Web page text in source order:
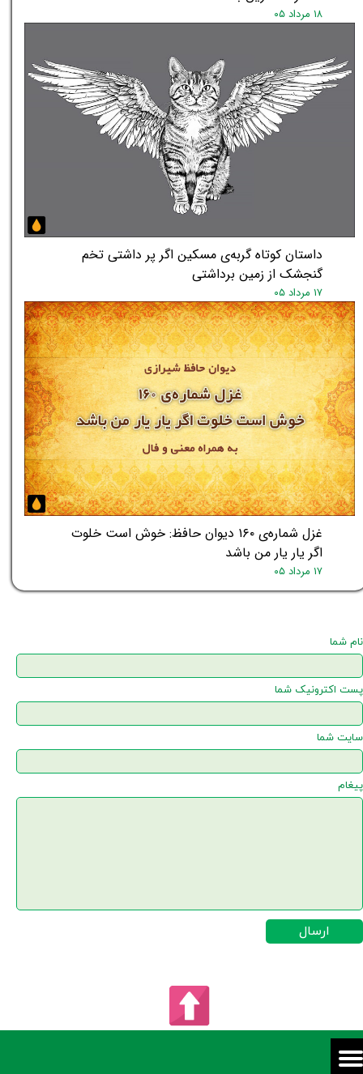
۱۸ مرداد ۰۵
داستان کوتاه گربه‌ی مسکین اگر پر داشتی تخم
گنجشک از زمین برداشتی
۱۷ مرداد ۰۵
غزل شماره‌ی ۱۶۰ دیوان حافظ: خوش است خلوت
اگر یار یار من باشد
۱۷ مرداد ۰۵
نام شما
پست اکترونیک شما
سایت شما
پیغام
ارسال